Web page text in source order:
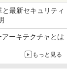
最新セキュリティ
ーキテクチャとは
もっと見る